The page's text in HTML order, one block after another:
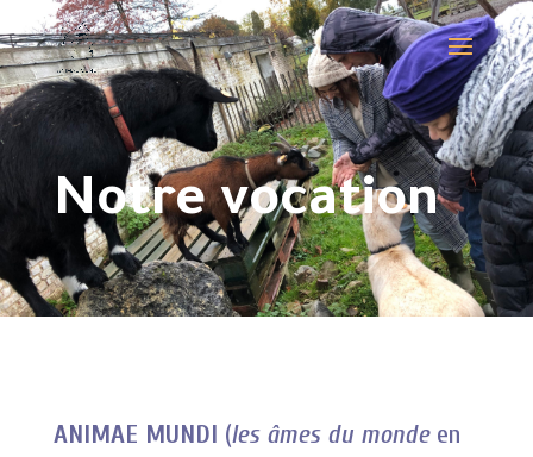
Notre vocation
ANIMAE MUNDI (les âmes du mondeen